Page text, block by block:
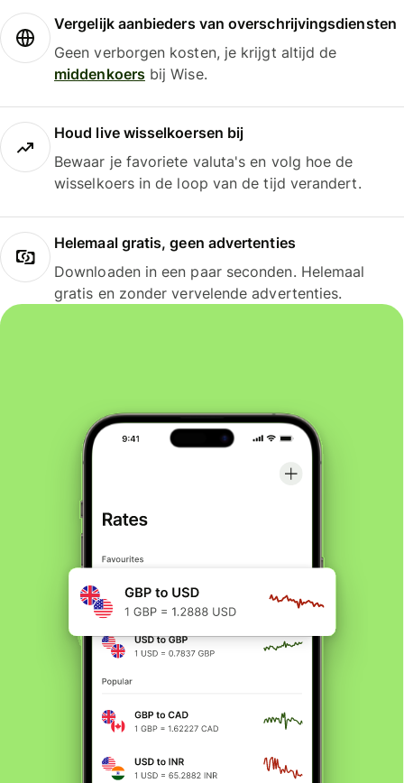
Vergelijk aanbieders van overschrijvingsdiensten
Geen verborgen kosten, je krijgt altijd de
middenkoersbij Wise.
Houd live wisselkoersen bij
Bewaar je favoriete valuta's en volg hoe de
wisselkoers in de loop van de tijd verandert.
Helemaal gratis, geen advertenties
Downloaden in een paar seconden. Helemaal
gratis en zonder vervelende advertenties.